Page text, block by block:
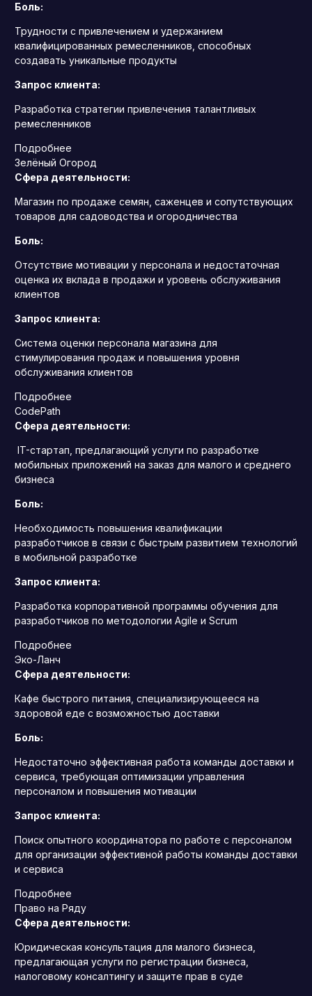
Боль:
Трудности с привлечением и удержанием
квалифицированных ремесленников, способных
создавать уникальные продукты
Запрос клиента:
Разработка стратегии привлечения талантливых
ремесленников
Подробнее
Зелёный Огород
Сфера деятельности:
Магазин по продаже семян, саженцев и сопутствующих
товаров для садоводства и огородничества
Боль:
Отсутствие мотивации у персонала и недостаточная
оценка их вклада в продажи и уровень обслуживания
клиентов
Запрос клиента:
Система оценки персонала магазина для
стимулирования продаж и повышения уровня
обслуживания клиентов
Подробнее
CodePath
Сфера деятельности:
IT-стартап, предлагающий услуги по разработке
мобильных приложений на заказ для малого и среднего
бизнеса
Боль:
Необходимость повышения квалификации
разработчиков в связи с быстрым развитием технологий
в мобильной разработке
Запрос клиента:
Разработка корпоративной программы обучения для
разработчиков по методологии Agile и Scrum
Подробнее
Эко-Ланч
Сфера деятельности:
Кафе быстрого питания, специализирующееся на
здоровой еде с возможностью доставки
Боль:
Недостаточно эффективная работа команды доставки и
сервиса, требующая оптимизации управления
персоналом и повышения мотивации
Запрос клиента:
Поиск опытного координатора по работе с персоналом
для организации эффективной работы команды доставки
и сервиса
Подробнее
Право на Ряду
Сфера деятельности:
Юридическая консультация для малого бизнеса,
предлагающая услуги по регистрации бизнеса,
налоговому консалтингу и защите прав в суде